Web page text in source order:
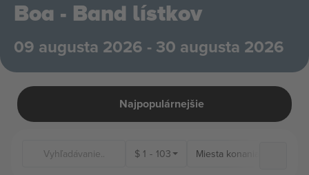
Boa - Band lístkov
09 augusta 2026 - 30 augusta 2026
Najpopulárnejšie
$ 1 - 103 Miesta konania